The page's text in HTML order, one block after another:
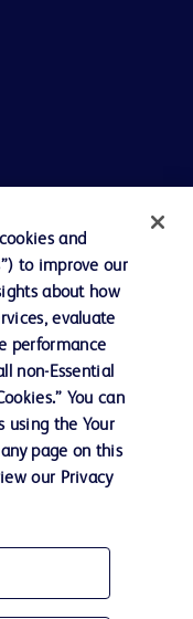
and
to improve our
about how
evaluate
performance
non-Essential
You can
using the Your
page on this
our Privacy